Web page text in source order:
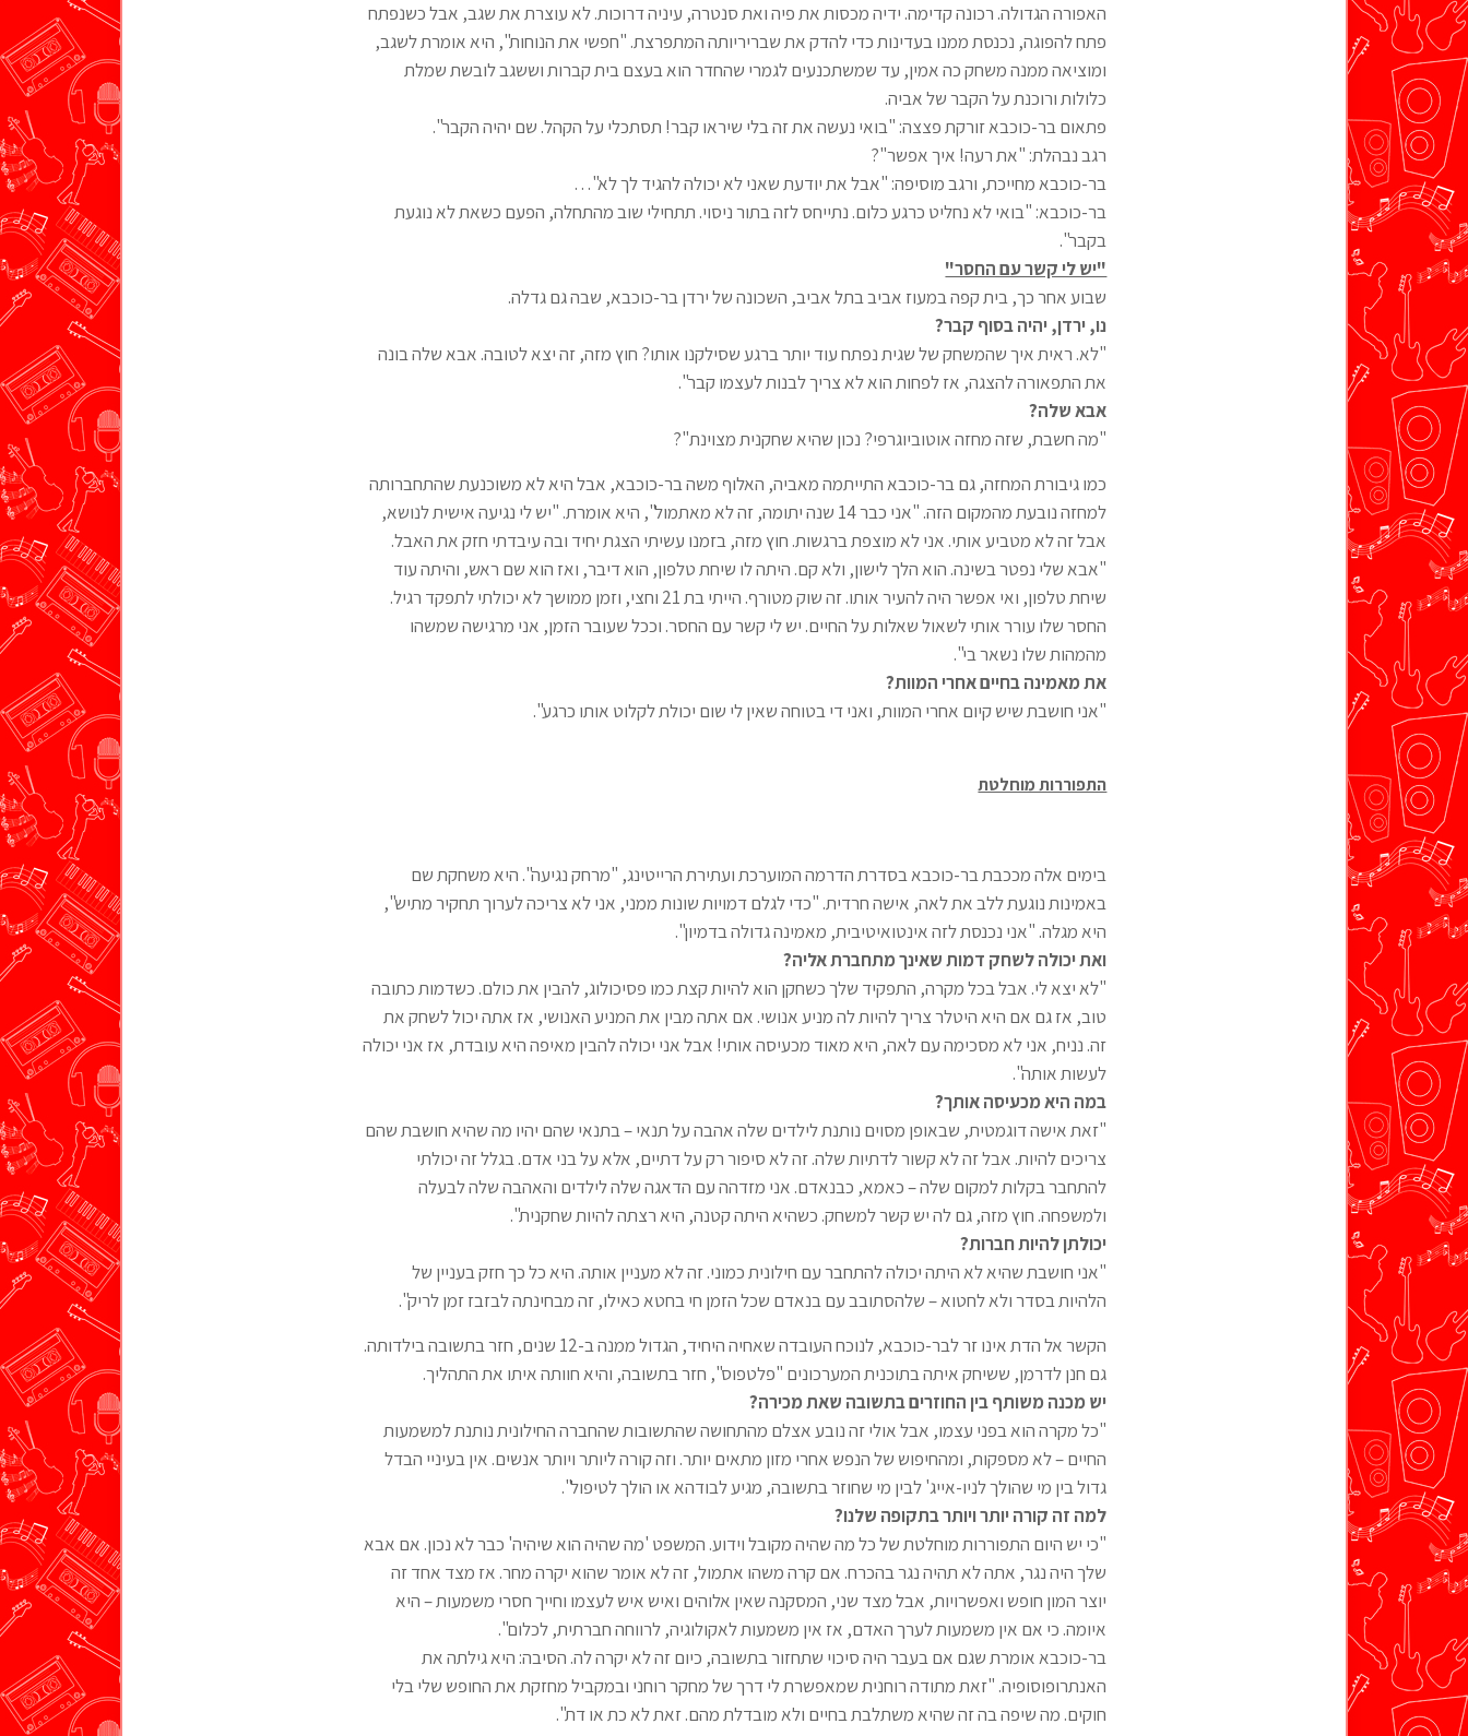
האפורה הגדולה. רכונה קדימה. ידיה מכסות את פיה ואת סנטרה, עיניה דרוכות. לא עוצרת את שגב, אבל כשנפתח
פתח להפוגה, נכנסת ממנו בעדינות כדי להדק את שבריריותה המתפרצת. "חפשי את הנוחות", היא אומרת לשגב,
ומוציאה ממנה משחק כה אמין, עד שמשתכנעים לגמרי שהחדר הוא בעצם בית קברות וששגב לובשת שמלת
כלולות ורוכנת על הקבר של אביה.
פתאום בר-כוכבא זורקת פצצה: "בואי נעשה את זה בלי שיראו קבר! תסתכלי על הקהל. שם יהיה הקבר".
רגב נבהלת: "את רעה! איך אפשר"?
בר-כוכבא מחייכת, ורגב מוסיפה: "אבל את יודעת שאני לא יכולה להגיד לך לא"…
בר-כוכבא: "בואי לא נחליט כרגע כלום. נתייחס לזה בתור ניסוי. תתחילי שוב מהתחלה, הפעם כשאת לא נוגעת
בקבר".
"יש לי קשר עם החסר"
שבוע אחר כך, בית קפה במעוז אביב בתל אביב, השכונה של ירדן בר-כוכבא, שבה גם גדלה.
נו, ירדן, יהיה בסוף קבר?
"לא. ראית איך שהמשחק של שגית נפתח עוד יותר ברגע שסילקנו אותו? חוץ מזה, זה יצא לטובה. אבא שלה בונה
את התפאורה להצגה, אז לפחות הוא לא צריך לבנות לעצמו קבר".
אבא שלה?
"מה חשבת, שזה מחזה אוטוביוגרפי? נכון שהיא שחקנית מצוינת"?
כמו גיבורת המחזה, גם בר-כוכבא התייתמה מאביה, האלוף משה בר-כוכבא, אבל היא לא משוכנעת שהתחברותה
למחזה נובעת מהמקום הזה. "אני כבר 14 שנה יתומה, זה לא מאתמול", היא אומרת. "יש לי נגיעה אישית לנושא,
אבל זה לא מטביע אותי. אני לא מוצפת ברגשות. חוץ מזה, בזמנו עשיתי הצגת יחיד ובה עיבדתי חזק את האבל.
"אבא שלי נפטר בשינה. הוא הלך לישון, ולא קם. היתה לו שיחת טלפון, הוא דיבר, ואז הוא שם ראש, והיתה עוד
שיחת טלפון, ואי אפשר היה להעיר אותו. זה שוק מטורף. הייתי בת 21 וחצי, וזמן ממושך לא יכולתי לתפקד רגיל.
החסר שלו עורר אותי לשאול שאלות על החיים. יש לי קשר עם החסר. וככל שעובר הזמן, אני מרגישה שמשהו
מהמהות שלו נשאר בי".
את מאמינה בחיים אחרי המוות?
"אני חושבת שיש קיום אחרי המוות, ואני די בטוחה שאין לי שום יכולת לקלוט אותו כרגע".
התפוררות מוחלטת
בימים אלה מככבת בר-כוכבא בסדרת הדרמה המוערכת ועתירת הרייטינג, "מרחק נגיעה". היא משחקת שם
באמינות נוגעת ללב את לאה, אישה חרדית. "כדי לגלם דמויות שונות ממני, אני לא צריכה לערוך תחקיר מתיש",
היא מגלה. "אני נכנסת לזה אינטואיטיבית, מאמינה גדולה בדמיון".
ואת יכולה לשחק דמות שאינך מתחברת אליה?
"לא יצא לי. אבל בכל מקרה, התפקיד שלך כשחקן הוא להיות קצת כמו פסיכולוג, להבין את כולם. כשדמות כתובה
טוב, אז גם אם היא היטלר צריך להיות לה מניע אנושי. אם אתה מבין את המניע האנושי, אז אתה יכול לשחק את
זה. נניח, אני לא מסכימה עם לאה, היא מאוד מכעיסה אותי! אבל אני יכולה להבין מאיפה היא עובדת, אז אני יכולה
לעשות אותה".
במה היא מכעיסה אותך?
"זאת אישה דוגמטית, שבאופן מסוים נותנת לילדים שלה אהבה על תנאי – בתנאי שהם יהיו מה שהיא חושבת שהם
צריכים להיות. אבל זה לא קשור לדתיות שלה. זה לא סיפור רק על דתיים, אלא על בני אדם. בגלל זה יכולתי
להתחבר בקלות למקום שלה – כאמא, כבנאדם. אני מזדהה עם הדאגה שלה לילדים והאהבה שלה לבעלה
ולמשפחה. חוץ מזה, גם לה יש קשר למשחק. כשהיא היתה קטנה, היא רצתה להיות שחקנית".
יכולתן להיות חברות?
"אני חושבת שהיא לא היתה יכולה להתחבר עם חילונית כמוני. זה לא מעניין אותה. היא כל כך חזק בעניין של
הלהיות בסדר ולא לחטוא – שלהסתובב עם בנאדם שכל הזמן חי בחטא כאילו, זה מבחינתה לבזבז זמן לריק".
הקשר אל הדת אינו זר לבר-כוכבא, לנוכח העובדה שאחיה היחיד, הגדול ממנה ב-12 שנים, חזר בתשובה בילדותה.
גם חנן לדרמן, ששיחק איתה בתוכנית המערכונים "פלטפוס", חזר בתשובה, והיא חוותה איתו את התהליך.
יש מכנה משותף בין החוזרים בתשובה שאת מכירה?
"כל מקרה הוא בפני עצמו, אבל אולי זה נובע אצלם מהתחושה שהתשובות שהחברה החילונית נותנת למשמעות
החיים – לא מספקות, ומהחיפוש של הנפש אחרי מזון מתאים יותר. וזה קורה ליותר ויותר אנשים. אין בעיניי הבדל
גדול בין מי שהולך לניו-אייג' לבין מי שחוזר בתשובה, מגיע לבודהא או הולך לטיפול".
למה זה קורה יותר ויותר בתקופה שלנו?
"כי יש היום התפוררות מוחלטת של כל מה שהיה מקובל וידוע. המשפט 'מה שהיה הוא שיהיה' כבר לא נכון. אם אבא
שלך היה נגר, אתה לא תהיה נגר בהכרח. אם קרה משהו אתמול, זה לא אומר שהוא יקרה מחר. אז מצד אחד זה
יוצר המון חופש ואפשרויות, אבל מצד שני, המסקנה שאין אלוהים ואיש איש לעצמו וחייך חסרי משמעות – היא
איומה. כי אם אין משמעות לערך האדם, אז אין משמעות לאקולוגיה, לרווחה חברתית, לכלום".
בר-כוכבא אומרת שגם אם בעבר היה סיכוי שתחזור בתשובה, כיום זה לא יקרה לה. הסיבה: היא גילתה את
האנתרופוסופיה. "זאת מתודה רוחנית שמאפשרת לי דרך של מחקר רוחני ובמקביל מחזקת את החופש שלי בלי
חוקים. מה שיפה בה זה שהיא משתלבת בחיים ולא מובדלת מהם. זאת לא כת או דת".